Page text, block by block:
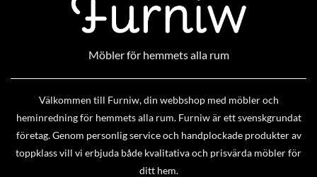
Möbler för hemmets alla rum
Välkommen till Furniw, din webbshop med möbler och
heminredning för hemmets alla rum. Furniw är ett svenskgrundat
företag. Genom personlig service och handplockade produkter av
toppklass vill vi erbjuda både kvalitativa och prisvärda möbler för
ditt hem.